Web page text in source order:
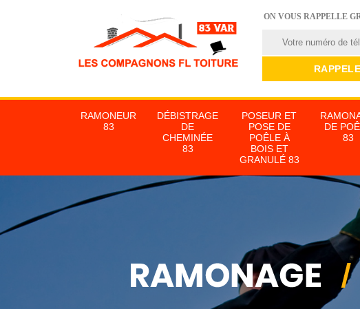
ON VOUS RAPPELLE
RAMONEUR
83
DÉBISTRAGE
DE
CHEMINÉE
83
POSEUR ET
POSE DE
POÊLE À
BOIS ET
GRANULÉ 83
DE
83